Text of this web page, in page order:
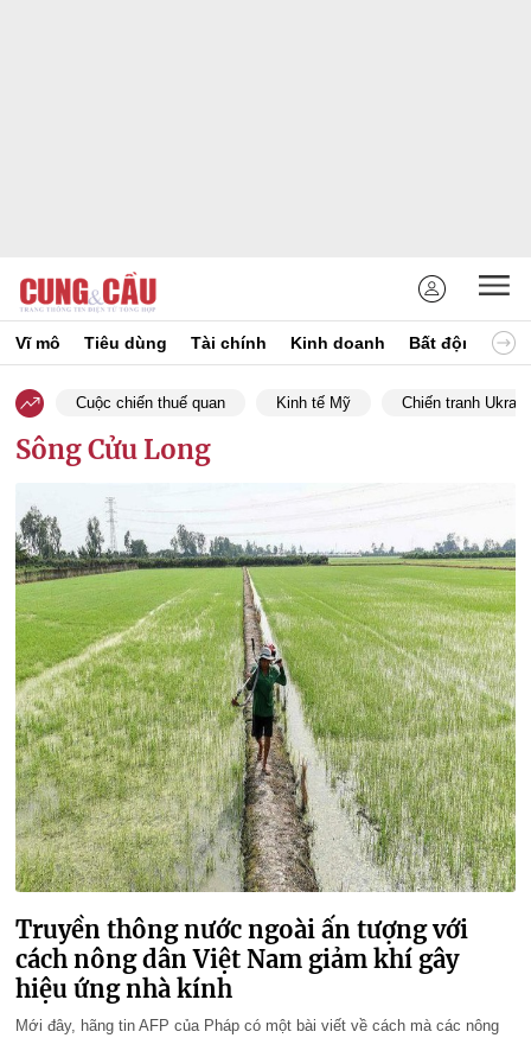
Vĩ mô Tiêu dùng Tài chính Kinh doanh Bất động sản
Cuộc chiến thuế quan Kinh tế Mỹ Chiến tranh
Sông Cửu Long
Truyền thông nước ngoài ấn tượng với
cách nông dân Việt Nam giảm khí gây
hiệu ứng nhà kính
Mới đây, hãng tin AFP của Pháp có một bài viết về cách mà các nông